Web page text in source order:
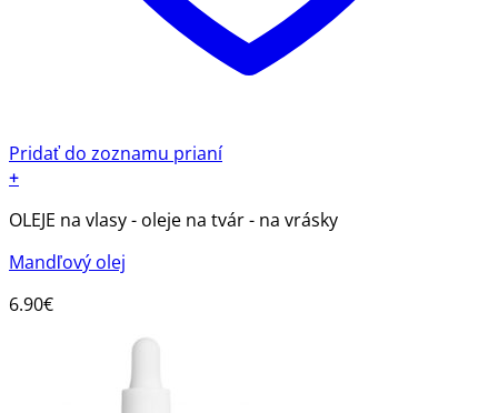
Pridať do zoznamu prianí
+
OLEJE na vlasy - oleje na tvár - na vrásky
Mandľový olej
6.90€